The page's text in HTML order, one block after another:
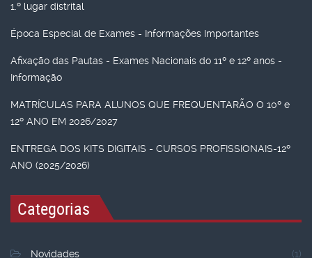
1.º lugar distrital
Época Especial de Exames - Informações Importantes
Afixação das Pautas - Exames Nacionais do 11º e 12º anos -
Informação
MATRÍCULAS PARA ALUNOS QUE FREQUENTARÃO O 10º e
12º ANO EM 2026/2027
ENTREGA DOS KITS DIGITAIS - CURSOS PROFISSIONAIS-12º
ANO (2025/2026)
Categorias
Novidades (1)